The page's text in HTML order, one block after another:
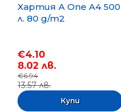
Хартия A One A4 500
л. 80 g/m2
€4.10
8.02 лв.
€6.94
13.57 лв.